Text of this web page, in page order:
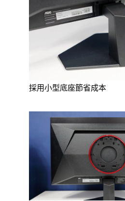
採用小型底座節省成本